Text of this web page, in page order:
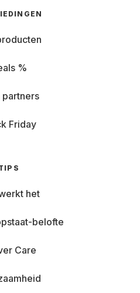
%
partners
Friday
het
belofte
Care